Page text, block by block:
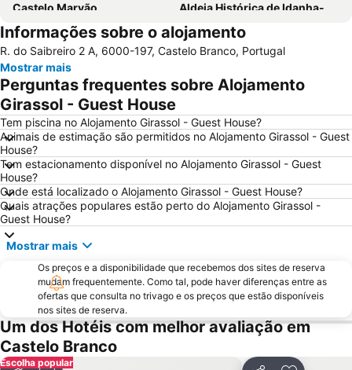
Castelo Marvão
Aldeia Histórica de Idanha-a-Velha
Estação do Fratel
Praia Fluvial do Troviscal
Ponte Romana da Portagem
Praia Fluvial do Carvoeiro
Fluvial da Fróia
Centro Lazer da Portagem
Estátua de Don Pedro V
Casa Amarela
Igreja Matriz de Santo António das Areias
Estação de Caminhos de Ferro de Castelo de Vide
Fonte da Vila
Casa Emblemática da Rua de Olivença
Valencia de Alcántara
Informações sobre o alojamento
R. do Saibreiro 2 A, 6000-197, Castelo Branco, Portugal
Mostrar mais
Perguntas frequentes sobre Alojamento
Girassol - Guest House
Tem piscina no Alojamento Girassol - Guest House?
Animais de estimação são permitidos no Alojamento Girassol - Guest
House?
Tem estacionamento disponível no Alojamento Girassol - Guest
House?
Onde está localizado o Alojamento Girassol - Guest House?
Quais atrações populares estão perto do Alojamento Girassol -
Guest House?
Mostrar mais
Os preços e a disponibilidade que recebemos dos sites de reserva
mudam frequentemente. Como tal, pode haver diferenças entre as
ofertas que consulta no trivago e os preços que estão disponíveis
nos sites de reserva.
Um dos Hotéis com melhor avaliação em
Castelo Branco
Escolha popular